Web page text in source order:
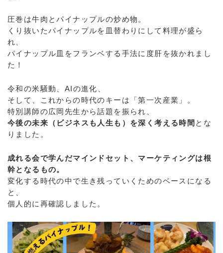
圧巻は牛肉とパイナップルの炒め物。
くり抜いたパイナップルを皿替わりにして料理が盛ら
れ、
パイナップル皿をフランベする手法に度肝を抜かれまし
た！
令和の米騒動、AIの進化、
そして、これからの時代のキーは「第一次産業」。
特別講師の広岡先生から話題を振られ、
今後の未来（ビジネスも人生も）を深く考える時間 とな
りました。
成れる会で学んだマインドセット、マーケティングは根
幹となるもの。
変化する時代の中で生き残っていくためのベースになる
と、
個人的に再確認しました。